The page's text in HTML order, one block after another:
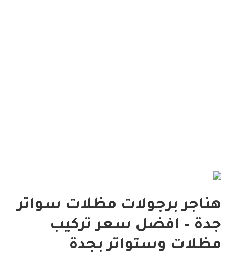
هناجر برجولات مظلات سواتر
جدة – افضل سعر تركيب
مظلات وستواتر بجدة